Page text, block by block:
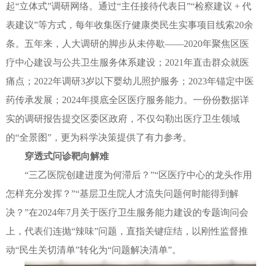
起“立体式”调研网络。通过“主任接待代表日”“检察建议 + 代
表建议”等方式，每年收集医疗健康类民生实事项目线索20余
条。五年来，人大调研的脚步从未停歇——2020年聚焦区医
疗中心建设与公共卫生服务体系建设；2021年直击群众就医
痛点；2022年调研3岁以下婴幼儿照护服务；2023年锚定中医
药传承发展；2024年摸底全区医疗服务能力。一份份数据详
实的调研报告提交区委区政府，不仅勾勒出医疗卫生领域
的“全景图”，更为科学决策提供了有力参考。
穿透式问诊靶向解难
“三乙医院创建进度为何滞后？”“区医疗中心的龙头作用
怎样充分发挥？”“基层卫生院人才流失问题何时能得到解
决？”在2024年7月关于医疗卫生服务能力建设的专题询问会
上，代表们连抛“辣味”问题，直指关键症结，以刚性监督推
动“民生关切清单”转化为“问题解决清单”。